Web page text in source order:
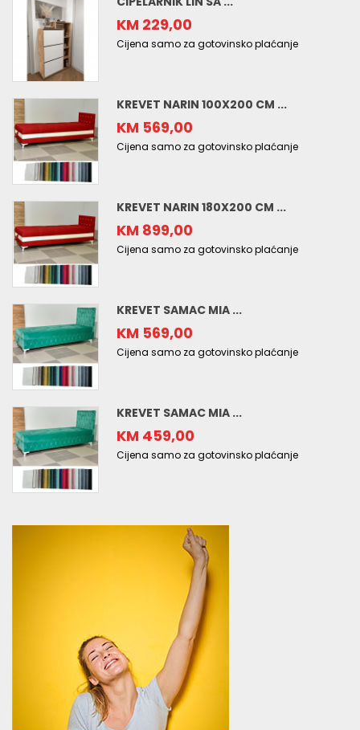
KM 229,00
Cijena samo za gotovinsko plaćanje
KREVET NARIN 100X200 CM ...
KM 569,00
Cijena samo za gotovinsko plaćanje
KREVET NARIN 180X200 CM ...
KM 899,00
Cijena samo za gotovinsko plaćanje
KREVET SAMAC MIA ...
KM 569,00
Cijena samo za gotovinsko plaćanje
KREVET SAMAC MIA ...
KM 459,00
Cijena samo za gotovinsko plaćanje